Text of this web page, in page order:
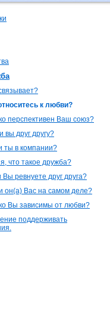
к любви?
перспективен Ваш союз?
вы друг другу?
ты в компании?
что такое дружба?
Вы ревнуете друг друга?
он(а) Вас на самом деле?
Вы зависимы от любви?
поддерживать